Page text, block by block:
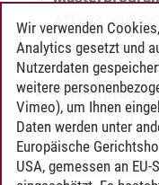
Affairs and
Responsibility
Affairs and
Responsibility
Wir verwenden
Analytics gesetzt und
Nutzerdaten
weitere
Vimeo), um Ihnen
Daten werden unter
Europäische
USA, gemessen an